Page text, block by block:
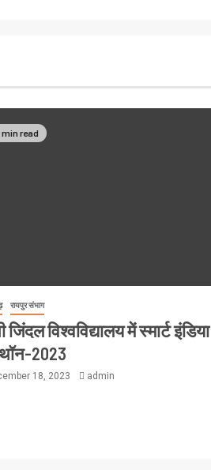
min read
रायपुर संभाग
विश्वविद्यालय में स्मार्ट इंडिया
2023
18, 2023 admin